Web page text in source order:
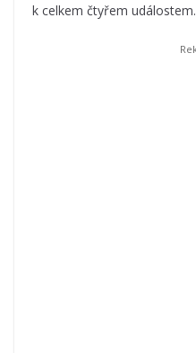
k celkem čtyřem událostem.